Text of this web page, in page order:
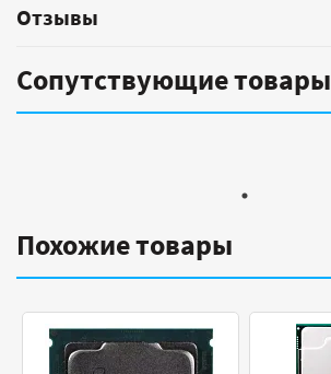
Отзывы
Сопутствующие товары
Похожие товары